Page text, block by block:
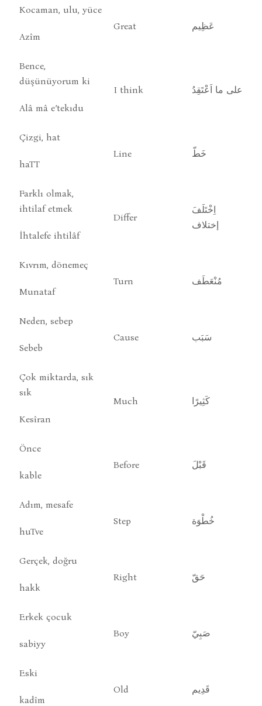
Kocaman, ulu, yüce
Azîm
Great عَظِيم
Bence,
düşünüyorum ki
Alâ mâ e’tekıdu
I think على ما اَعْتَقِدُ
Çizgi, hat
haTT
Line خَطّ
Farklı olmak,
ihtilaf etmek
İhtalefe ihtilâf
Differ
اِخْتَلَفَ
إختلاف
Kıvrım, dönemeç
Munataf
Turn مُنْعَطَف
Neden, sebep
Sebeb
Cause سَبَب
Çok miktarda, sık
sık
Kesîran
Much كَثِيرًا
Önce
kable
Before قَبْلَ
Adım, mesafe
huTve
Step خُطْوَة
Gerçek, doğru
hakk
Right حَقّ
Erkek çocuk
sabiyy
Boy صَبِيّ
Eski
kadîm
Old قَدِيم